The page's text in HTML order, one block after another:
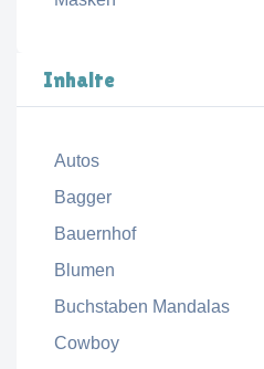
Inhalte
Autos
Bagger
Bauernhof
Blumen
Buchstaben Mandalas
Cowboy